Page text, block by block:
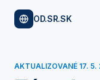
OD.SR.SK
AKTUALIZOVANÉ 17.